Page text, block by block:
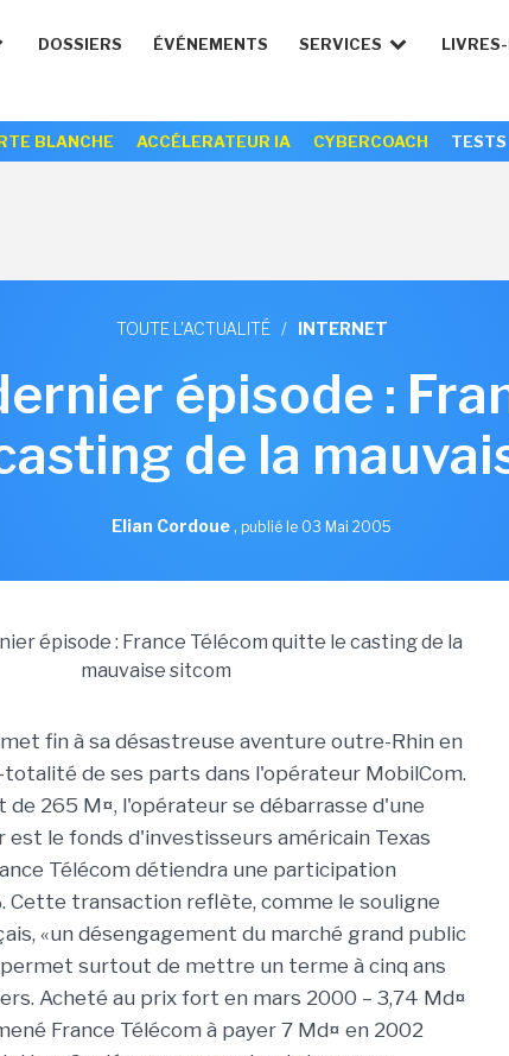
DOSSIERS ÉVÉNEMENTS SERVICES
BLANCHE ACCÉLERATEUR IA CYBERCOACH TESTS
TOUTE L'ACTUALITÉ / INTERNET
épisode :
de la
Elian Cordoue, publié le 03 Mai 2005
fin à sa désastreuse aventure outre-Rhin en
totalité de ses parts dans l'opérateur MobilCom.
de 265 M¤, l'opérateur se débarrasse d'une
est le fonds d'investisseurs américain Texas
Télécom détiendra une participation
Cette transaction reflète, comme le souligne
«un désengagement du marché grand public
permet surtout de mettre un terme à cinq ans
Acheté au prix fort en mars 2000 – 3,74 Md¤
France Télécom à payer 7 Md¤ en 2002